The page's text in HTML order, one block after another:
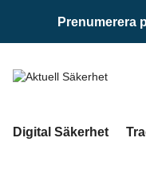
Prenumerera
Digital Säkerhet